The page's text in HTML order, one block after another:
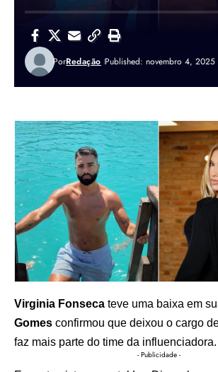
PorRedação Published: novembro 4, 2025
Virginia Fonseca teve uma baixa em
Gomes confirmou que deixou o cargo
faz mais parte do time da influenciadora.
- Publicidade -